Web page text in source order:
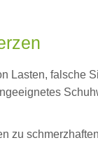
Lasten, falsche
zu schmerzhaften